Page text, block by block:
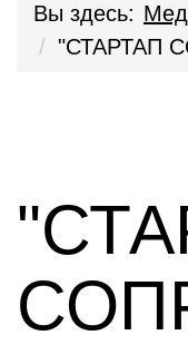
Вы здесь:
"СТАРТАП